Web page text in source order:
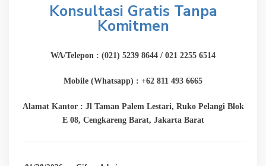
Konsultasi Gratis Tanpa
Komitmen
WA/Telepon : (021) 5239 8644 / 021 2255 6514
Mobile (Whatsapp) : +62 811 493 6665
Alamat Kantor : Jl Taman Palem Lestari, Ruko Pelangi Blok
E 08, Cengkareng Barat, Jakarta Barat